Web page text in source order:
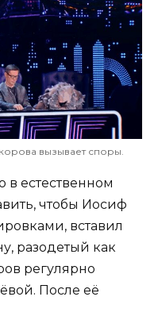
вызывает споры.
в естественном
чтобы Иосиф
вставил
разодетый как
регулярно
После её